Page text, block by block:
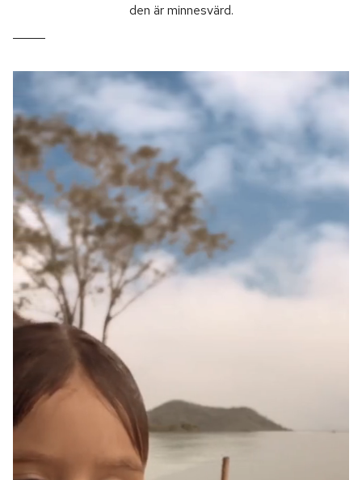
den är minnesvärd.